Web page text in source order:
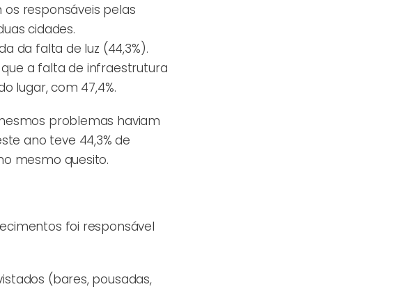
responsáveis pelas
cidades.
da falta de luz (44,3%).
que a falta de infraestrutura
lugar, com 47,4%.
problemas haviam
ano teve 44,3% de
mesmo quesito.
foi responsável
(bares, pousadas,